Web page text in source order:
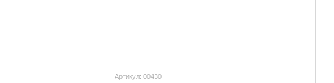
Артикул: 00430